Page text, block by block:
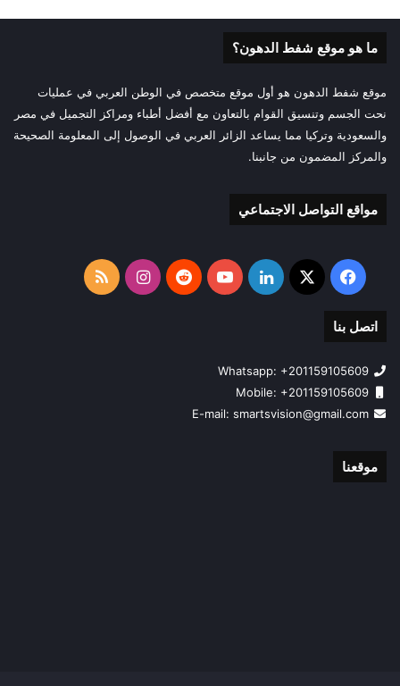
ما هو موقع شفط الدهون؟
موقع شفط الدهون هو أول موقع متخصص في الوطن العربي في عمليات
نحت الجسم وتنسيق القوام بالتعاون مع أفضل أطباء ومراكز التجميل في مصر
والسعودية وتركيا مما يساعد الزائر العربي في الوصول إلى المعلومة الصحيحة
والمركز المضمون من جانبنا.
مواقع التواصل الاجتماعي
فيسبوك
‫X لينكدإن‫YouTube انستقرامملخص
اتصل بنا
smartsvision@gmail.com
موقعنا